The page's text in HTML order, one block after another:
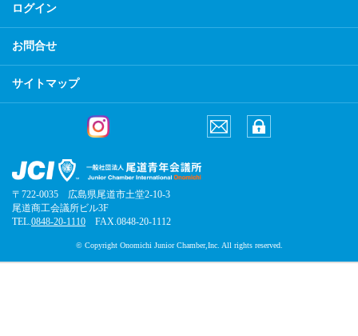
ログイン
お問合せ
サイトマップ
〒722-0035 広島県尾道市土堂2-10-3
尾道商工会議所ビル3F
TEL.0848-20-1110 FAX.0848-20-1112
© Copyright Onomichi Junior Chamber,Inc. All rights reserved.